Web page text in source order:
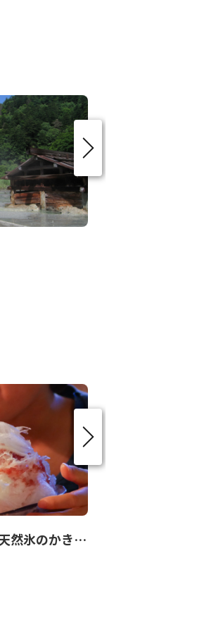
【2026年版】日光天然氷のかき氷17選！地元ライターおすすめ店のこだわりレポート